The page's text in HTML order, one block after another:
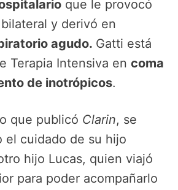
que le provocó
y derivó en
agudo. Gatti está
Terapia Intensiva en coma
de inotrópicos.
que publicó Clarin, se
el cuidado de su hijo
hijo Lucas, quien viajó
para poder acompañarlo